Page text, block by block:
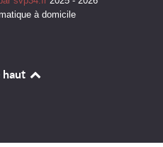
à domicile
haut